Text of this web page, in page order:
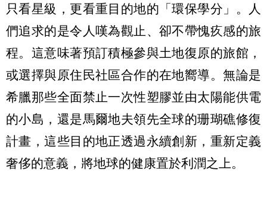
只看星級，更看重目的地的「環保學分」。人
們追求的是令人嘆為觀止、卻不帶愧疚感的旅
程。這意味著預訂積極參與土地復原的旅館，
或選擇與原住民社區合作的在地嚮導。無論是
希臘那些全面禁止一次性塑膠並由太陽能供電
的小島，還是馬爾地夫領先全球的珊瑚礁修復
計畫，這些目的地正透過永續創新，重新定義
奢侈的意義，將地球的健康置於利潤之上。